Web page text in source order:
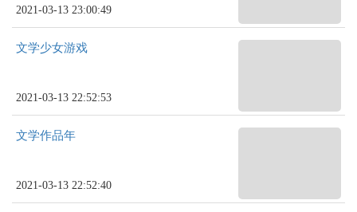
2021-03-13 23:00:49
文学少女游戏
2021-03-13 22:52:53
文学作品年
2021-03-13 22:52:40